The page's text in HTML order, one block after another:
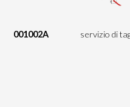
001002A servizio di